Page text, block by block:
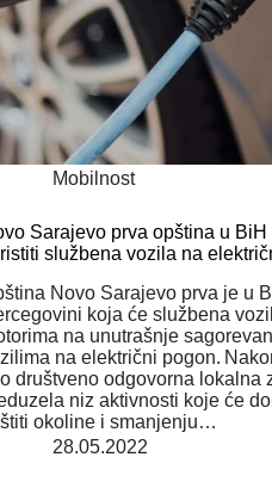
Mobilnost
Sarajevo prva opština u BiH
službena vozila na
Novo Sarajevo prva je u
koja će službena
na unutrašnje
na električni pogon.
društveno odgovorna lokalna
niz aktivnosti koje će
okoline i smanjenju…
28.05.2022